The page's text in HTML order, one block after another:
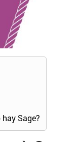
Sage?